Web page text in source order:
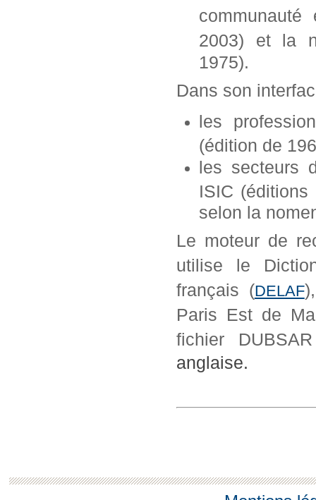
2003)
et la
1975).
Dans son
les
(édition de
les secteurs
ISIC
selon la
Le moteur de
utilise le
français (DELAF
Paris Est de
fichier
anglaise.